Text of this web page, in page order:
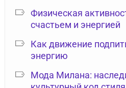
Физическая
счастьем и энергией
Как движение
энергию
Мода Милана: